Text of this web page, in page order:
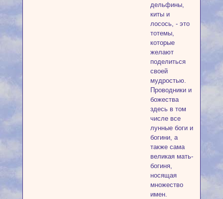
дельфины,
киты и
лосось, - это
тотемы,
которые
желают
поделиться
своей
мудростью.
Проводники и
божества
здесь в том
числе все
лунные боги и
богини, а
также сама
великая мать-
богиня,
носящая
множество
имен.